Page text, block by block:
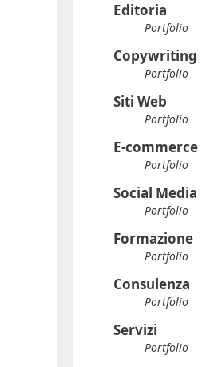
Editoria
Portfolio
Copywriting
Portfolio
Siti Web
Portfolio
E-commerce
Portfolio
Social Media
Portfolio
Formazione
Portfolio
Consulenza
Portfolio
Servizi
Portfolio